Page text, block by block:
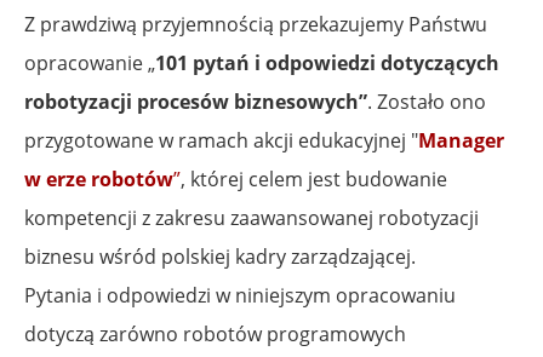
Z prawdziwą przyjemnością przekazujemy Państwu
opracowanie „101 pytań i odpowiedzi dotyczących
robotyzacji procesów biznesowych”. Zostało ono
przygotowane w ramach akcji edukacyjnej "Manager
w erze robotów”, której celem jest budowanie
kompetencji z zakresu zaawansowanej robotyzacji
biznesu wśród polskiej kadry zarządzającej.
Pytania i odpowiedzi w niniejszym opracowaniu
dotyczą zarówno robotów programowych